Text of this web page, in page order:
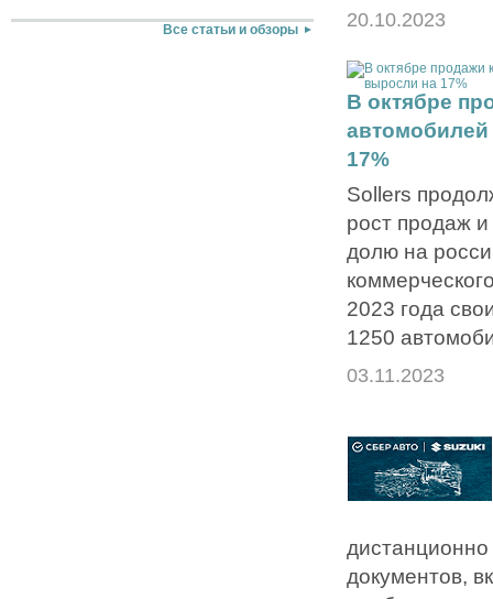
Все статьи и обзоры 20.10.2023
В октябре
17%
Sollers
рост продаж
долю на
2023 года
1250
03.11.2023
документов,